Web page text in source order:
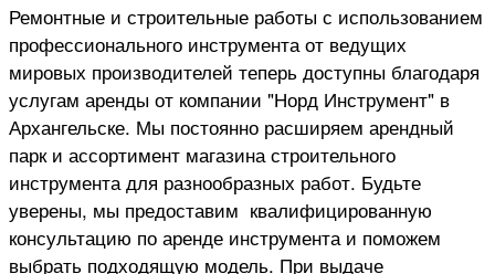
Ремонтные и строительные работы с использованием
профессионального инструмента от ведущих
мировых производителей теперь доступны благодаря
услугам аренды от компании "Норд Инструмент" в
Архангельске. Мы постоянно расширяем арендный
парк и ассортимент магазина строительного
инструмента для разнообразных работ. Будьте
уверены, мы предоставим квалифицированную
консультацию по аренде инструмента и поможем
выбрать подходящую модель. При выдаче